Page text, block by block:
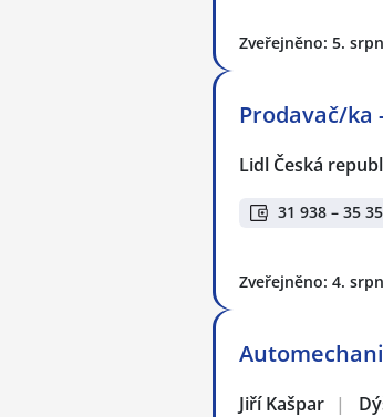
Zveřejněno: 5.
Prodavač/ka
Lidl Česká
31 938 – 35
Zveřejněno: 4.
Jiří Kašpar |